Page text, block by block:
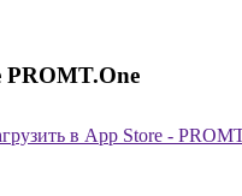
PROMT.One